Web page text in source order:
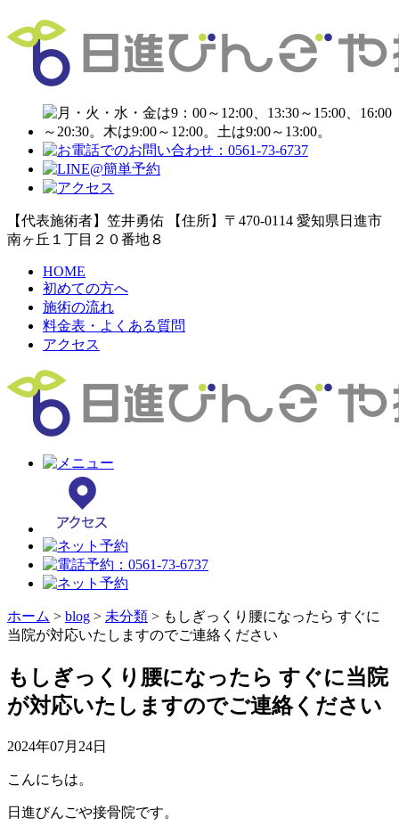
【代表施術者】笠井勇佑 【住所】〒470-0114 愛知県日進市
南ヶ丘１丁目２０番地８
HOME
初めての方へ
施術の流れ
料金表・よくある質問
アクセス
ホーム > blog > 未分類 > もしぎっくり腰になったら すぐに
当院が対応いたしますのでご連絡ください
もしぎっくり腰になったら すぐに当院
が対応いたしますのでご連絡ください
2024年07月24日
こんにちは。
日進びんごや接骨院です。